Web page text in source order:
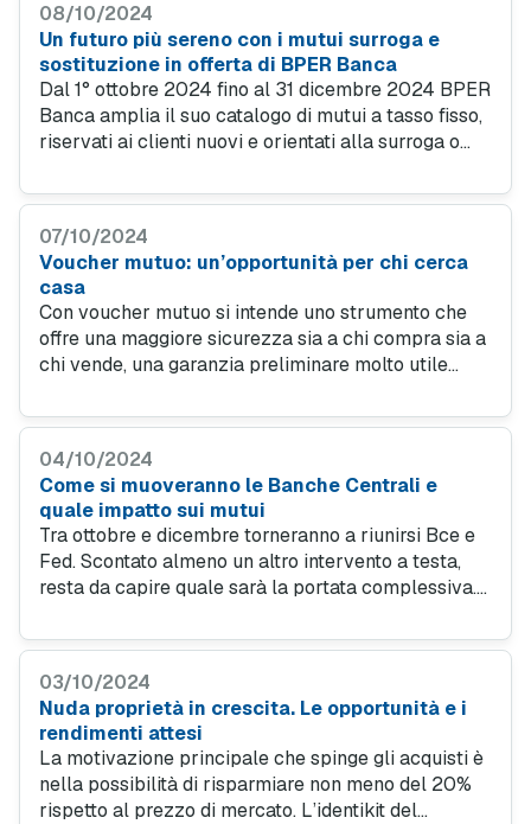
08/10/2024
Un futuro più sereno con i mutui surroga e
sostituzione in offerta di BPER Banca
Dal 1° ottobre 2024 fino al 31 dicembre 2024 BPER
Banca amplia il suo catalogo di mutui a tasso fisso,
riservati ai clienti nuovi e orientati alla surroga o
possibilità di ottenere liquidità extra.
07/10/2024
Voucher mutuo: un’opportunità per chi cerca
casa
Con voucher mutuo si intende uno strumento che
offre una maggiore sicurezza sia a chi compra sia a
chi vende, una garanzia preliminare molto utile
evitare perdite di tempo su proprietà fuori budget.
04/10/2024
Come si muoveranno le Banche Centrali e
quale impatto sui mutui
Tra ottobre e dicembre torneranno a riunirsi Bce e
Fed. Scontato almeno un altro intervento a testa,
resta da capire quale sarà la portata complessiva.
dal ciclo economico.
03/10/2024
Nuda proprietà in crescita. Le opportunità e i
rendimenti attesi
La motivazione principale che spinge gli acquisti è
nella possibilità di risparmiare non meno del 20%
rispetto al prezzo di mercato. L’identikit del